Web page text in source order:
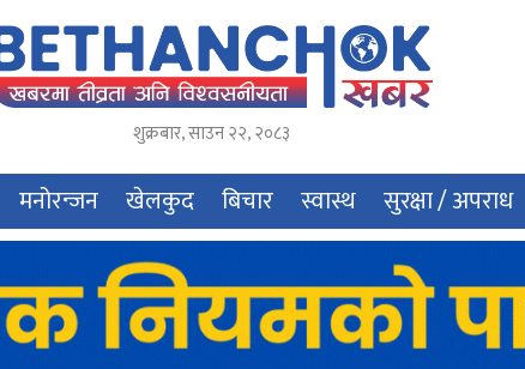
शुक्रबार,साउन२२,२०८३
मनोरन्जन खेलकुद बिचार स्वास्थ सुरक्षा / अपराध